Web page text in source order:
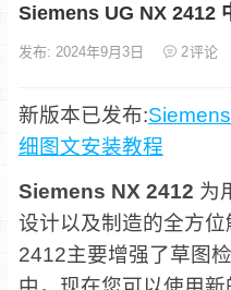
Siemens UG NX 2412
发布: 2024年9月3日 2评论
新版本已发布:
细图文安装教程
Siemens NX 2412 为
设计以及制造的全方
2412主要增强了草图